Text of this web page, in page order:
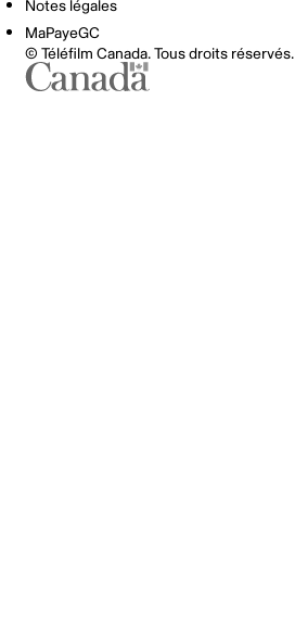
Notes légales
MaPayeGC
© Téléfilm Canada. Tous droits réservés.